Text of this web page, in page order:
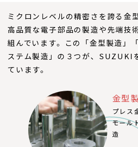
ミクロンレベルの精密さを誇る金
高品質な電子部品の製造や先端技
組んでいます。この「金型製造」
ステム製造」の３つが、SUZUKI
ています。
金型
プレス
モール
造